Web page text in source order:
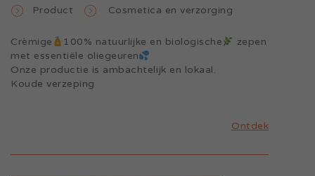
Product Cosmetica en verzorging
Crèmige 100% natuurlijke en biologische
zepen
met essentiële oliegeuren
Onze productie is ambachtelijk en lokaal.
Koude verzeping
Ontdek